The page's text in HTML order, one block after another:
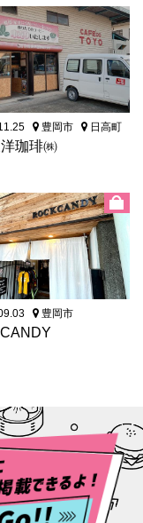
豊岡市 日高町
珈琲㈱
豊岡市